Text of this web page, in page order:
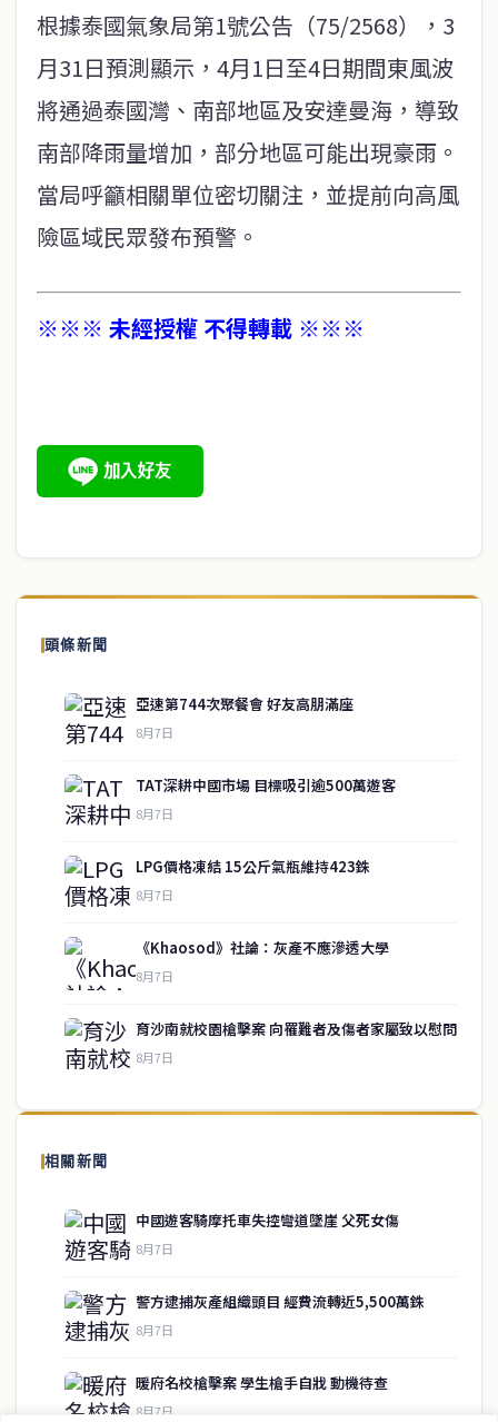
根據泰國氣象局第1號公告（75/2568），3
月31日預測顯示，4月1日至4日期間東風波
將通過泰國灣、南部地區及安達曼海，導致
南部降雨量增加，部分地區可能出現豪雨。
當局呼籲相關單位密切關注，並提前向高風
險區域民眾發布預警。
※※※ 未經授權 不得轉載 ※※※
頭條新聞
亞速第744次聚餐會 好友高朋滿座
8月7日
TAT深耕中國市場 目標吸引逾500萬遊客
8月7日
LPG價格凍結 15公斤氣瓶維持423銖
8月7日
《Khaosod》社論：灰產不應滲透大學
8月7日
育沙南就校園槍擊案 向罹難者及傷者家屬致以慰問
8月7日
相關新聞
中國遊客騎摩托車失控彎道墜崖 父死女傷
8月7日
警方逮捕灰產組織頭目 經費流轉近5,500萬銖
8月7日
暖府名校槍擊案 學生槍手自戕 動機待查
8月7日
關於我們
泰國中文新聞（TCN）是一家總部設於曼谷的中文新聞媒體，致力於
供即時、客觀、多元的中文新聞內容。
房地產
service@thaichinesenews.com